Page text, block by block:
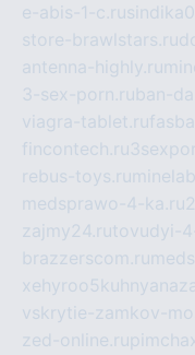
e-abis-1-c.ru
store-brawlstars.ru
antenna-highly.ru
3-sex-porn.ruban-
viagra-tablet.ru
fincontech.ru
rebus-toys.ru
medsprawo-4-ka.ru
zajmy24.rutovudyi-
brazzerscom.ru
vskrytie-zamkov-
zed-online.ru